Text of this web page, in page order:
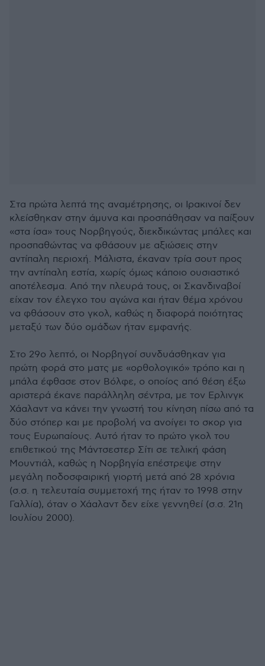
Στα πρώτα λεπτά της αναμέτρησης, οι Ιρακινοί δεν
κλείσθηκαν στην άμυνα και προσπάθησαν να παίξουν
«στα ίσα» τους Νορβηγούς, διεκδικώντας μπάλες και
προσπαθώντας να φθάσουν με αξιώσεις στην
αντίπαλη περιοχή. Μάλιστα, έκαναν τρία σουτ προς
την αντίπαλη εστία, χωρίς όμως κάποιο ουσιαστικό
αποτέλεσμα. Από την πλευρά τους, οι Σκανδιναβοί
είχαν τον έλεγχο του αγώνα και ήταν θέμα χρόνου
να φθάσουν στο γκολ, καθώς η διαφορά ποιότητας
μεταξύ των δύο ομάδων ήταν εμφανής.
Στο 29ο λεπτό, οι Νορβηγοί συνδυάσθηκαν για
πρώτη φορά στο ματς με «ορθολογικό» τρόπο και η
μπάλα έφθασε στον Βόλφε, ο οποίος από θέση έξω
αριστερά έκανε παράλληλη σέντρα, με τον Ερλινγκ
Χάαλαντ να κάνει την γνωστή του κίνηση πίσω από τα
δύο στόπερ και με προβολή να ανοίγει το σκορ για
τους Ευρωπαίους. Αυτό ήταν το πρώτο γκολ του
επιθετικού της Μάντσεστερ Σίτι σε τελική φάση
Μουντιάλ, καθώς η Νορβηγία επέστρεψε στην
μεγάλη ποδοσφαιρική γιορτή μετά από 28 χρόνια
(σ.σ. η τελευταία συμμετοχή της ήταν το 1998 στην
Γαλλία), όταν ο Χάαλαντ δεν είχε γεννηθεί (σ.σ. 21η
Ιουλίου 2000).